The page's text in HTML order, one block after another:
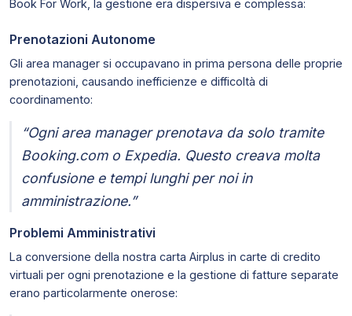
Book For Work, la gestione era dispersiva e complessa:
Prenotazioni Autonome
Gli area manager si occupavano in prima persona delle proprie
prenotazioni, causando inefficienze e difficoltà di
coordinamento:
“Ogni area manager prenotava da solo tramite
Booking.com o Expedia. Questo creava molta
confusione e tempi lunghi per noi in
amministrazione.”
Problemi Amministrativi
La conversione della nostra carta Airplus in carte di credito
virtuali per ogni prenotazione e la gestione di fatture separate
erano particolarmente onerose: